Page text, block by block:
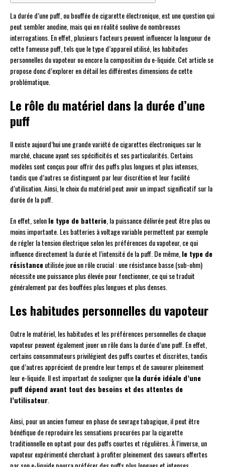
La durée d’une puff, ou bouffée de cigarette électronique, est une question qui
peut sembler anodine, mais qui en réalité soulève de nombreuses
interrogations. En effet, plusieurs facteurs peuvent influencer la longueur de
cette fameuse puff, tels que le type d’appareil utilisé, les habitudes
personnelles du vapoteur ou encore la composition du e-liquide. Cet article se
propose donc d’explorer en détail les différentes dimensions de cette
problématique.
Le rôle du matériel dans la durée d’une
puff
Il existe aujourd’hui une grande variété de cigarettes électroniques sur le
marché, chacune ayant ses spécificités et ses particularités. Certains
modèles sont conçus pour offrir des puffs plus longues et plus intenses,
tandis que d’autres se distinguent par leur discrétion et leur facilité
d’utilisation. Ainsi, le choix du matériel peut avoir un impact significatif sur la
durée de la puff.
En effet, selonle type de batterie , la puissance délivrée peut être plus ou
moins importante. Les batteries à voltage variable permettent par exemple
de régler la tension électrique selon les préférences du vapoteur, ce qui
influence directement la durée et l’intensité de la puff. De même, le type de
résistanceutilisée joue un rôle crucial : une résistance basse (sub-ohm)
nécessite une puissance plus élevée pour fonctionner, ce qui se traduit
généralement par des bouffées plus longues et plus denses.
Les habitudes personnelles du vapoteur
Outre le matériel, les habitudes et les préférences personnelles de chaque
vapoteur peuvent également jouer un rôle dans la durée d’une puff. En effet,
certains consommateurs privilégient des puffs courtes et discrètes, tandis
que d’autres apprécient de prendre leur temps et de savourer pleinement
leur e-liquide. Il est important de souligner quela durée idéale d’une
puff dépend avant tout des besoins et des attentes de
l’utilisateur
Ainsi, pour un ancien fumeur en phase de sevrage tabagique, il peut être
bénéfique de reproduire les sensations procurées par la cigarette
traditionnelle en optant pour des puffs courtes et régulières. À l’inverse, un
vapoteur expérimenté cherchant à profiter pleinement des saveurs offertes